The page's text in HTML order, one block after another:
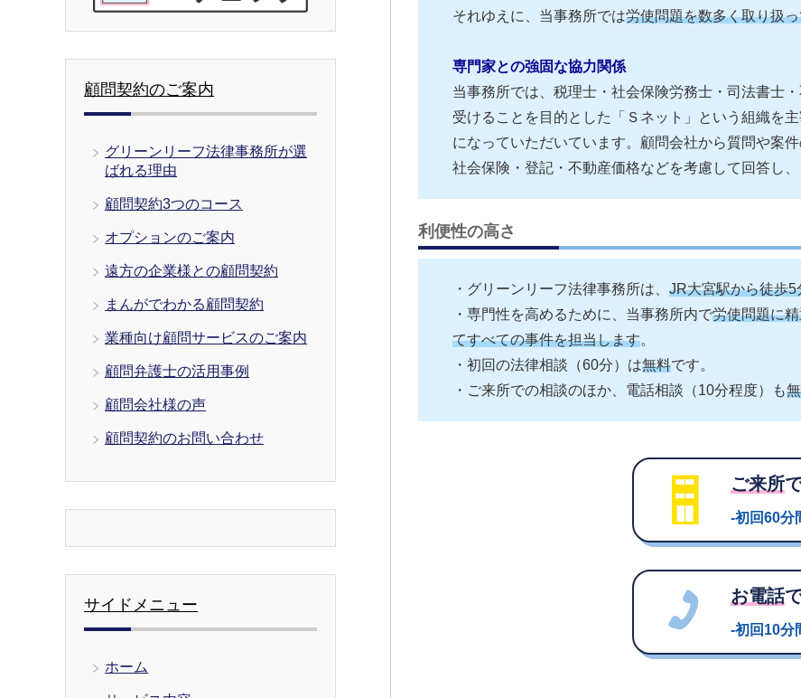
それゆえに、当事務所では労使問題を数多く取り扱
専門家との強固な協力関係
当事務所では、税理士・社会保険労務士・司法書士
受けることを目的とした「Ｓネット」という組織を
になっていただいています。顧問会社から質問や案
社会保険・登記・不動産価格などを考慮して回答し
利便性の高さ
・グリーンリーフ法律事務所は、 JR大宮駅から徒歩5
・専門性を高めるために、当事務所内で労使問題に
てすべての事件を担当します。
・初回の法律相談（60分）は無料です。
・ご来所での相談のほか、電話相談（10分程度）も
ご来所
-初回60分
お電話
-初回10分
顧問契約のご案内
グリーンリーフ法律事務所が選
ばれる理由
顧問契約3つのコース
オプションのご案内
遠方の企業様との顧問契約
まんがでわかる顧問契約
業種向け顧問サービスのご案内
顧問弁護士の活用事例
顧問会社様の声
顧問契約のお問い合わせ
サイドメニュー
ホーム